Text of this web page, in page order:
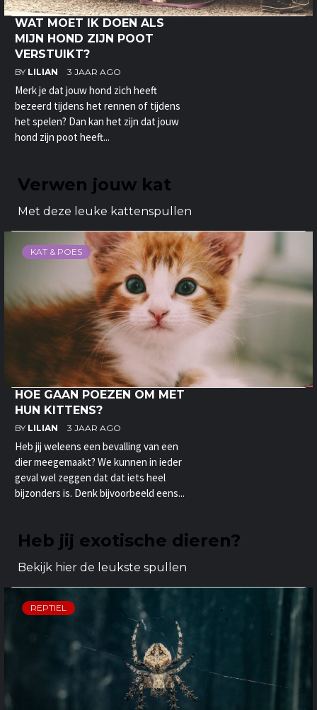
WAT MOET IK DOEN ALS
MIJN HOND ZIJN POOT
VERSTUIKT?
BY LILIAN 3 JAAR AGO
Merk je dat jouw hond zich heeft
bezeerd tijdens het rennen of tijdens
het spelen? Dan kan het zijn dat jouw
hond zijn poot heeft...
Verwen jouw kat
Met deze leuke kattenspullen
KAT & POES
HOE GAAN POEZEN OM MET
HUN KITTENS?
BY LILIAN 3 JAAR AGO
Heb jij weleens een bevalling van een
dier meegemaakt? We kunnen in ieder
geval wel zeggen dat dat iets heel
bijzonders is. Denk bijvoorbeeld eens...
Heb jij exotische dieren?
Bekijk hier de leukste spullen
REPTIEL